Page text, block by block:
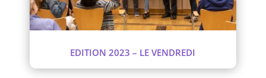
EDITION 2023 – LE VENDREDI